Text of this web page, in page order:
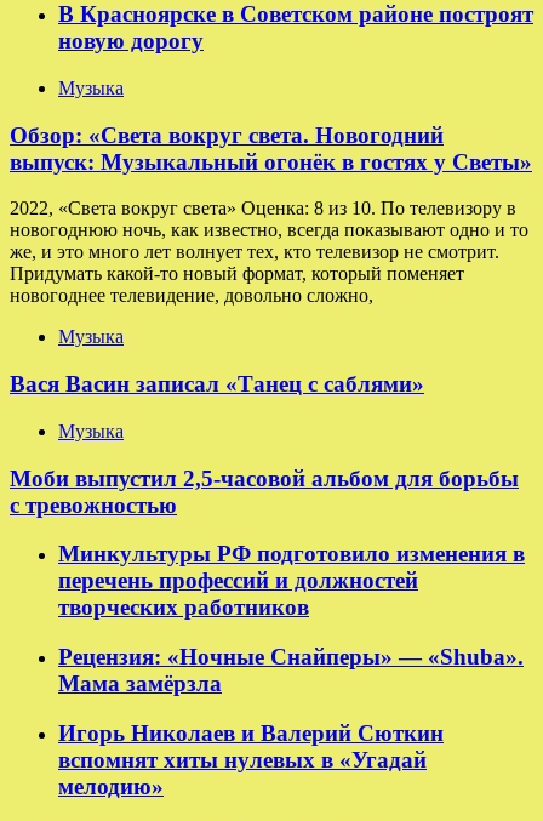
В Красноярске в Советском районе построят
новую дорогу
Музыка
Обзор: «Света вокруг света. Новогодний
выпуск: Музыкальный огонёк в гостях у Светы»
2022, «Света вокруг света» Оценка: 8 из 10. По телевизору в
новогоднюю ночь, как известно, всегда показывают одно и то
же, и это много лет волнует тех, кто телевизор не смотрит.
Придумать какой-то новый формат, который поменяет
новогоднее телевидение, довольно сложно,
Музыка
Вася Васин записал «Танец с саблями»
Музыка
Моби выпустил 2,5-часовой альбом для борьбы
с тревожностью
Минкультуры РФ подготовило изменения в
перечень профессий и должностей
творческих работников
Рецензия: «Ночные Снайперы» — «Shuba».
Мама замёрзла
Игорь Николаев и Валерий Сюткин
вспомнят хиты нулевых в «Угадай
мелодию»